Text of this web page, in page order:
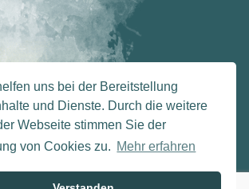
uns bei der Bereitstellung
und Dienste. Durch die weitere
Webseite stimmen Sie der
von Cookies zu. Mehr erfahren